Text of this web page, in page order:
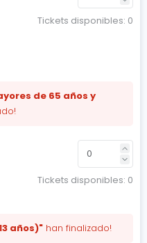
Tickets disponibles: 0
de 65 años y
Tickets disponibles: 0
años)" han finalizado!